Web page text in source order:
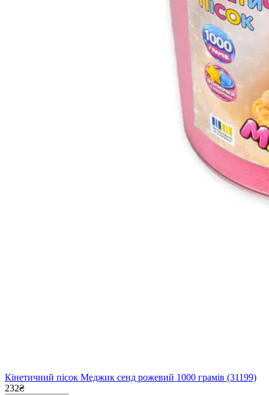
Кінетичний пісок Меджик сенд рожевий 1000 грамів (31199)
232₴